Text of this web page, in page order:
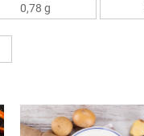
0,78 g